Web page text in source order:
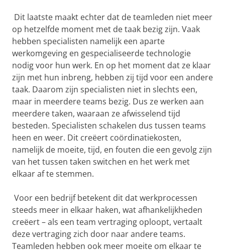
Dit laatste maakt echter dat de teamleden niet meer
op hetzelfde moment met de taak bezig zijn. Vaak
hebben specialisten namelijk een aparte
werkomgeving en gespecialiseerde technologie
nodig voor hun werk. En op het moment dat ze klaar
zijn met hun inbreng, hebben zij tijd voor een andere
taak. Daarom zijn specialisten niet in slechts een,
maar in meerdere teams bezig. Dus ze werken aan
meerdere taken, waaraan ze afwisselend tijd
besteden. Specialisten schakelen dus tussen teams
heen en weer. Dit creëert coördinatiekosten,
namelijk de moeite, tijd, en fouten die een gevolg zijn
van het tussen taken switchen en het werk met
elkaar af te stemmen.
Voor een bedrijf betekent dit dat werkprocessen
steeds meer in elkaar haken, wat afhankelijkheden
creëert – als een team vertraging oploopt, vertaalt
deze vertraging zich door naar andere teams.
Teamleden hebben ook meer moeite om elkaar te